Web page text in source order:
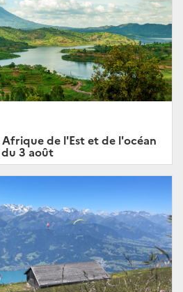
de l'Est et de l'océan
3 août